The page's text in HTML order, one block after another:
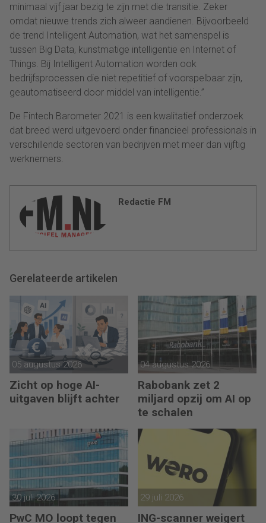
minimaal vijf jaar bezig te zijn met die transitie. Zeker
omdat nieuwe trends zich alweer aandienen. Bijvoorbeeld
de trend Intelligent Automation, wat het samenspel is
tussen Big Data, kunstmatige intelligentie en Internet of
Things. Bij Intelligent Automation worden ook
bedrijfsprocessen die niet repetitief of voorspelbaar zijn,
geautomatiseerd door middel van intelligentie.”
De Fintech Barometer 2021 is een kwalitatief onderzoek
dat breed werd uitgevoerd onder financieel professionals in
verschillende sectoren van bedrijven met meer dan vijftig
werknemers.
Redactie FM
Gerelateerde artikelen
05 augustus 2026
Zicht op hoge AI-
uitgaven blijft achter
04 augustus 2026
Rabobank zet 2
miljard opzij om AI op
te schalen
30 juli 2026
PwC MO loopt tegen
29 juli 2026
ING-scanner weigert